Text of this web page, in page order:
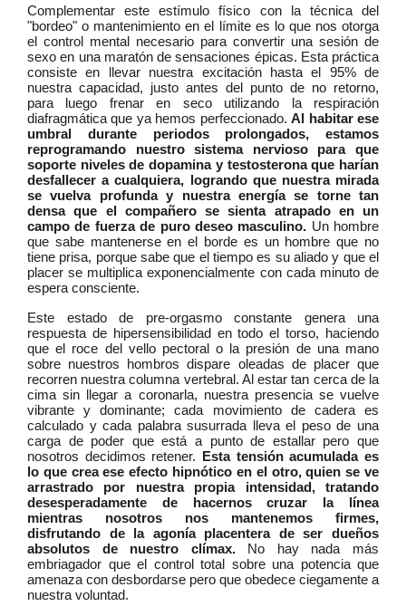
Complementar este estímulo físico con la técnica del
"bordeo" o mantenimiento en el límite es lo que nos otorga
el control mental necesario para convertir una sesión de
sexo en una maratón de sensaciones épicas. Esta práctica
consiste en llevar nuestra excitación hasta el 95% de
nuestra capacidad, justo antes del punto de no retorno,
para luego frenar en seco utilizando la respiración
diafragmática que ya hemos perfeccionado.Al habitar ese
umbral durante periodos prolongados, estamos
reprogramando nuestro sistema nervioso para que
soporte niveles de dopamina y testosterona que harían
desfallecer a cualquiera, logrando que nuestra mirada
se vuelva profunda y nuestra energía se torne tan
densa que el compañero se sienta atrapado en un
campo de fuerza de puro deseo masculino. Un hombre
que sabe mantenerse en el borde es un hombre que no
tiene prisa, porque sabe que el tiempo es su aliado y que el
placer se multiplica exponencialmente con cada minuto de
espera consciente.
Este estado de pre-orgasmo constante genera una
respuesta de hipersensibilidad en todo el torso, haciendo
que el roce del vello pectoral o la presión de una mano
sobre nuestros hombros dispare oleadas de placer que
recorren nuestra columna vertebral. Al estar tan cerca de la
cima sin llegar a coronarla, nuestra presencia se vuelve
vibrante y dominante; cada movimiento de cadera es
calculado y cada palabra susurrada lleva el peso de una
carga de poder que está a punto de estallar pero que
nosotros decidimos retener. Esta tensión acumulada es
lo que crea ese efecto hipnótico en el otro, quien se ve
arrastrado por nuestra propia intensidad, tratando
desesperadamente de hacernos cruzar la línea
mientras nosotros nos mantenemos firmes,
disfrutando de la agonía placentera de ser dueños
absolutos de nuestro clímax.No hay nada más
embriagador que el control total sobre una potencia que
amenaza con desbordarse pero que obedece ciegamente a
nuestra voluntad.